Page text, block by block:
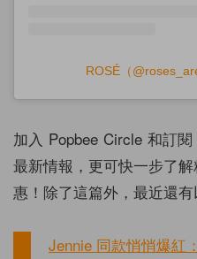
ROSÉ（
加入 Popbee Circle 和訂
最新情報，更可快一步了
惠！除了這篇外，最近還
Jennie 同款悄悄爆紅